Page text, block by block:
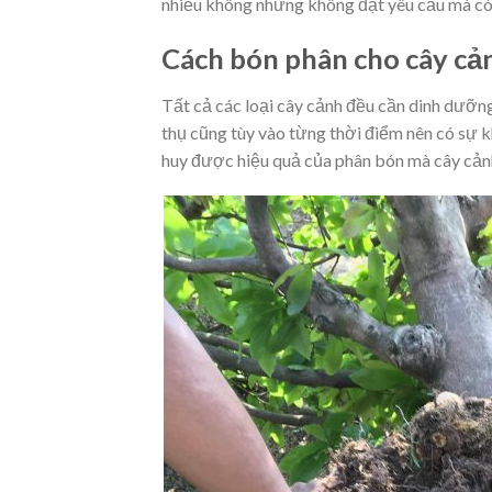
Cách bón phân cho cây
Tất cả các loại cây cảnh đều cần dinh
thụ cũng tùy vào từng thời điểm nên có sự
huy được hiệu quả của phân bón mà cây